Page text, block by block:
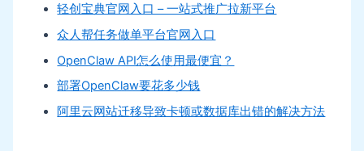
轻创宝典官网入口 – 一站式推广拉新平台
众人帮任务做单平台官网入口
OpenClaw API怎么使用最便宜？
部署OpenClaw要花多少钱
阿里云网站迁移导致卡顿或数据库出错的解决方法